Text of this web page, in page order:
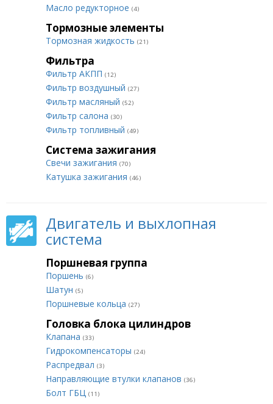
Масло редукторное (4)
Тормозные элементы
Тормозная жидкость (21)
Фильтра
Фильтр АКПП (12)
Фильтр воздушный (27)
Фильтр масляный (52)
Фильтр салона (30)
Фильтр топливный (49)
Система зажигания
Свечи зажигания (70)
Катушка зажигания (46)
Двигатель и выхлопная
система
Поршневая группа
Поршень (6)
Шатун (5)
Поршневые кольца (27)
Головка блока цилиндров
Клапана (33)
Гидрокомпенсаторы (24)
Распредвал (3)
Направляющие втулки клапанов (36)
Болт ГБЦ (11)